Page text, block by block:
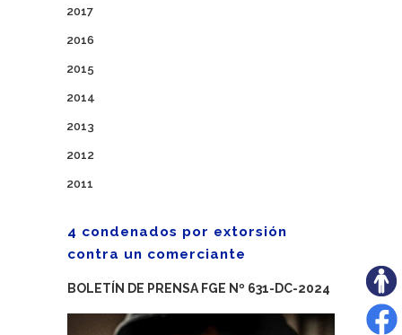
2017
2016
2015
2014
2013
2012
2011
4 condenados por extorsión
contra un comerciante
BOLETÍN DE PRENSA FGE Nº 631-DC-2024